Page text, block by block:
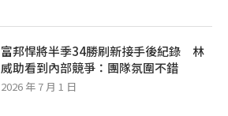
富邦悍將半季34勝刷新接手後紀錄 林
威助看到內部競爭：團隊氛圍不錯
2026 年 7 月 1 日